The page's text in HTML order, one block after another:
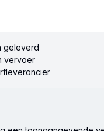
geleverd
vervoer